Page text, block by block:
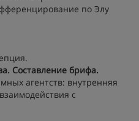
по Элу
Составление брифа.
агентств: внутренняя
с